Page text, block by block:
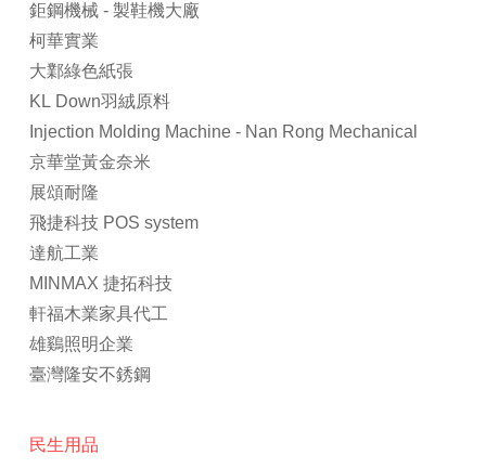
鉅鋼機械 - 製鞋機大廠
柯華實業
大鄴綠色紙張
KL Down羽絨原料
Injection Molding Machine - Nan Rong Mechanical
京華堂黃金奈米
展頌耐隆
飛捷科技 POS system
達航工業
MINMAX 捷拓科技
軒福木業家具代工
雄鷄照明企業
臺灣隆安不銹鋼
民生用品